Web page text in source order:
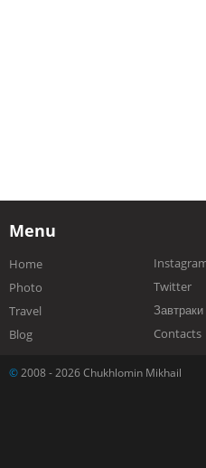
Menu
Home
Photo
Travel
Blog
Twitter
Завтраки
Contacts
© 2008 - 2026 Chukhlomin Mikhail